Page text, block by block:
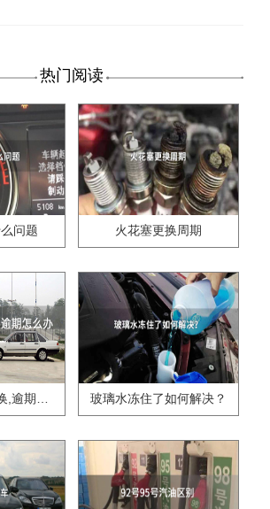
热门阅读
问题 火花塞更换周期
驾驶证到期没有换,逾期怎么办?? 玻璃水冻住了如何解决？